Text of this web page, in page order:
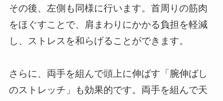
その後、左側も同様に行います。首周りの筋肉
をほぐすことで、肩まわりにかかる負担を軽減
し、ストレスを和らげることができます。
さらに、両手を組んで頭上に伸ばす「腕伸ばし
のストレッチ」も効果的です。両手を組んで天